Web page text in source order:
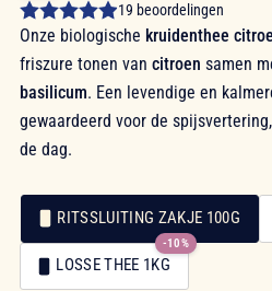
19 beoordelingen
Onze biologische kruidenthee
friszure tonen van citroen samen
basilicum. Een levendige en
gewaardeerd voor de
de dag.
Verpakking
Verpakking
RITSSLUITING ZAKJE 100G
LOSSE THEE 1KG
-10%